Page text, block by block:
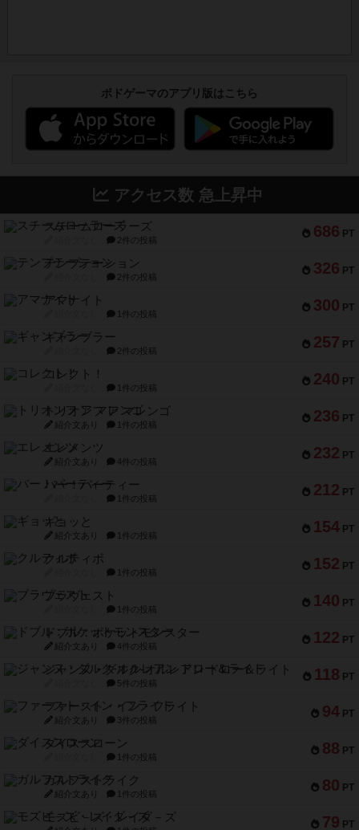
ボドゲーマのアプリ版はこちら
アクセス数 急上昇中
686 PT
スチームローラーズ
2件の投稿
326 PT
テンプテーション
2件の投稿
300 PT
アマナイト
1件の投稿
257 PT
ギャンブラー
2件の投稿
240 PT
コレクト！
1件の投稿
236 PT
トリオンフ ア マレンゴ
紹介文あり 1件の投稿
232 PT
エレメンツ
紹介文あり 4件の投稿
212 PT
バー！パーティー
1件の投稿
154 PT
ギョッと
紹介文あり 1件の投稿
152 PT
クルティボ
1件の投稿
140 PT
ブラヴェスト
1件の投稿
122 PT
ドブル：ポケットモンスター
紹介文あり 4件の投稿
118 PT
ジャンヌ・ダルク-オルレアン ドロー＆ライト
5件の投稿
94 PT
ファースト・イン・フライト
紹介文あり 3件の投稿
88 PT
ダイススローン
1件の投稿
80 PT
ガルフストライク
紹介文あり 1件の投稿
79 PT
モズビ－ズ・レイダ－ズ